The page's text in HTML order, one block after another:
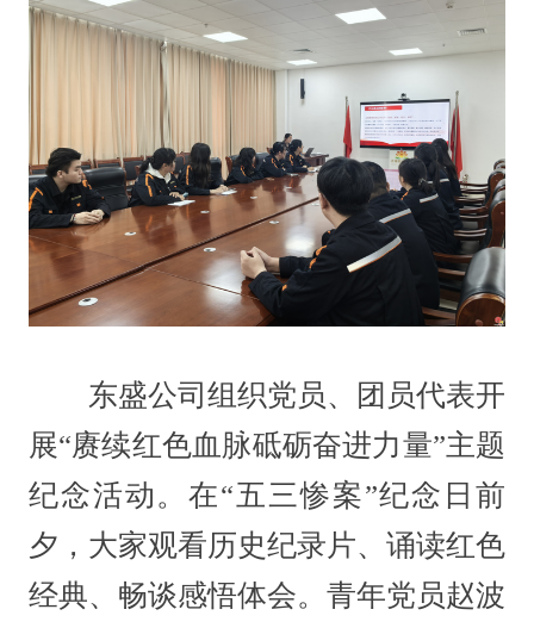
东盛公司组织党员、团员代表开
展“赓续红色血脉砥砺奋进力量”主题
纪念活动。在“五三惨案”纪念日前
夕，大家观看历史纪录片、诵读红色
经典、畅谈感悟体会。青年党员赵波